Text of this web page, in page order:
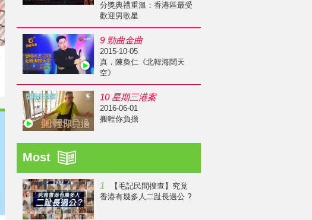
分獎典禮重溫：香港區最受
歡迎男歌星
9 勁曲金曲
2015-10-05
真．陳奐仁《北韓海闊天
空》
10 星期三港案
2016-06-01
搬輕你負擔
Most
1
【毛記民間搜查】究竟
香港有幾多人二趾長過公 ?